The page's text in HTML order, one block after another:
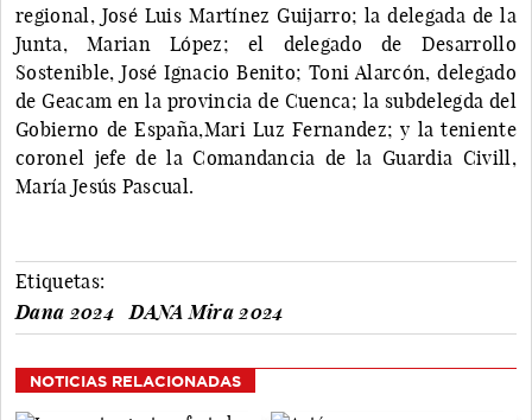
regional, José Luis Martínez Guijarro; la delegada de la
Junta, Marian López; el delegado de Desarrollo
Sostenible, José Ignacio Benito; Toni Alarcón, delegado
de Geacam en la provincia de Cuenca; la subdelegda del
Gobierno de España,Mari Luz Fernandez; y la teniente
coronel jefe de la Comandancia de la Guardia Civill,
María Jesús Pascual.
Etiquetas:
Dana 2024
DANA Mira 2024
NOTICIAS RELACIONADAS